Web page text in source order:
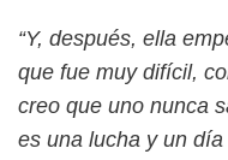
“Y, después, ella
que fue muy difícil,
creo que uno nunca
es una lucha y un